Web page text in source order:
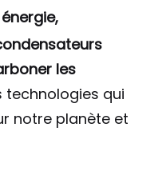
les
qui
notre planète et